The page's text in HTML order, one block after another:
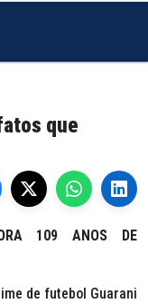
que
109 ANOS DE
de futebol Guarani